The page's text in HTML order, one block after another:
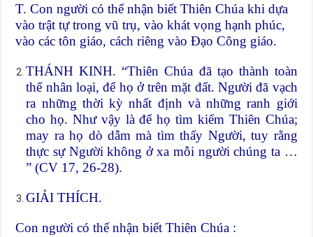
T. Con người có thể nhận biết Thiên Chúa khi dựa
vào trật tự trong vũ trụ, vào khát vọng hạnh phúc,
vào các tôn giáo, cách riêng vào Đạo Công giáo.
THÁNH KINH. “Thiên Chúa đã tạo thành toàn
thể nhân loại, để họ ở trên mặt đất. Người đã vạch
ra những thời kỳ nhất định và những ranh giới
cho họ. Như vậy là để họ tìm kiếm Thiên Chúa;
may ra họ dò dẫm mà tìm thấy Người, tuy rằng
thực sự Người không ở xa mỗi người chúng ta …
” (CV 17, 26-28).
GIẢI THÍCH.
Con người có thể nhận biết Thiên Chúa :